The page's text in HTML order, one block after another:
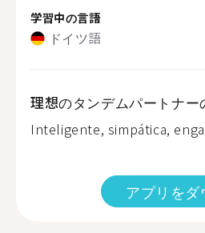
学習中の言語
ドイツ語
理想のタンデムパートナー
Inteligente, simpática,
アプリをダ